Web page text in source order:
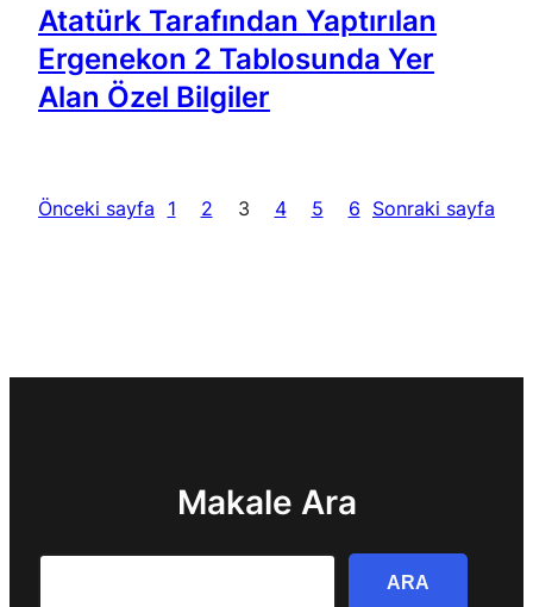
Atatürk Tarafından Yaptırılan
Ergenekon 2 Tablosunda Yer
Alan Özel Bilgiler
Önceki sayfa 1 2 3 4 5 6 Sonraki sayfa
Makale Ara
ARA